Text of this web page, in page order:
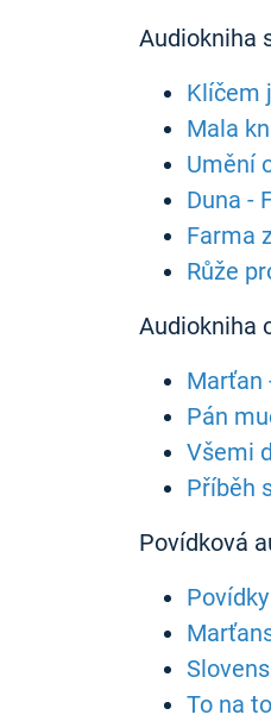
Audiokniha
Klíčem
Mala
Umění
Duna -
Farma
Růže
Audiokniha
Marťan
Pán
Všemi
Příběh
Povídková
To na